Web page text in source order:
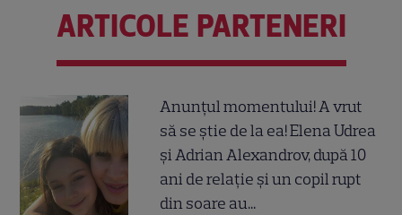
ARTICOLE PARTENERI
Anunțul momentului! A vrut
să se știe de la ea! Elena Udrea
și Adrian Alexandrov, după 10
ani de relație și un copil rupt
din soare au...